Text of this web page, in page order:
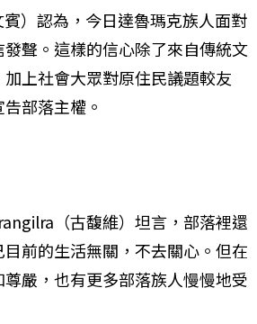
）認為，今日達魯瑪克族人面對
聲。這樣的信心除了來自傳統文
上社會大眾對原住民議題較友
部落主權。
（古馥維）坦言，部落裡還
前的生活無關，不去關心。但在
嚴，也有更多部落族人慢慢地受